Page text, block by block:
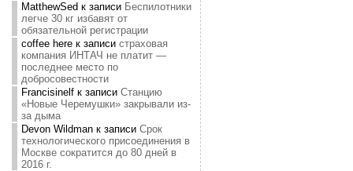
MatthewSed к записи Беспилотники
легче 30 кг избавят от
обязательной регистрации
coffee hereк записи страховая
компания ИНТАЧ не платит —
последнее место по
добросовестности
Francisinelfк записи Станцию
«Новые Черемушки» закрывали из-
за дыма
Devon Wildmanк записи Срок
технологического присоединения в
Москве сократится до 80 дней в
2016 г.